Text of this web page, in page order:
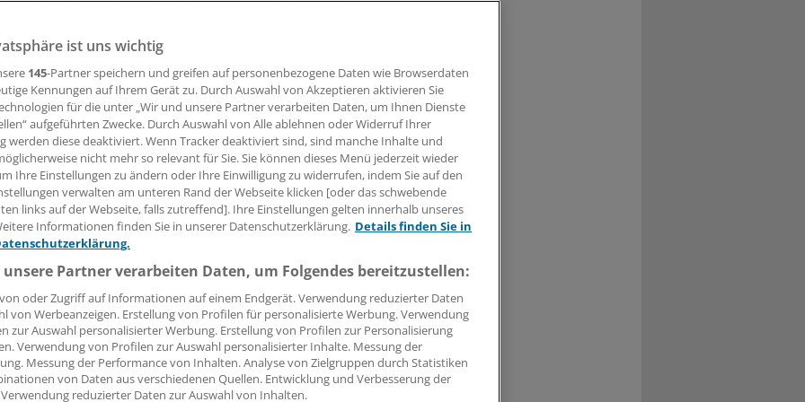
hatte ein junger Mann mit rasch fortschreitender nekrotisierender
Sepsis keine Lunge im Brustkorb. Zwei Jahre nach Transplantation
Wie konnte das gelingen?
Leserin, lieber Leser,
Beitrag können Sie lesen, sobald Sie sich eingeloggt haben.
Jetzt anmelden »
Kostenlos registrieren »
vergessen?
ist mit wenigen Klicks erledigt und kostenlos.
des kostenlosen Login:
Analysen, Hintergründe und Infografiken
Interviews und Praxis-Tipps
ist uns wichtig
145-Partner speichern und greifen auf personenbezogene Daten wie Browserdaten
Kennungen auf Ihrem Gerät zu. Durch Auswahl von Akzeptieren aktivieren Sie
für die unter „Wir und unsere Partner verarbeiten Daten, um Ihnen Dienste
aufgeführten Zwecke. Durch Auswahl von Alle ablehnen oder Widerruf Ihrer
werden diese deaktiviert. Wenn Tracker deaktiviert sind, sind manche Inhalte und
nicht mehr so relevant für Sie. Sie können dieses Menü jederzeit wieder
Ihre Einstellungen zu ändern oder Ihre Einwilligung zu widerrufen, indem Sie auf den
verwalten am unteren Rand der Webseite klicken [oder das schwebende
links auf der Webseite, falls zutreffend]. Ihre Einstellungen gelten innerhalb unseres
Informationen finden Sie in unserer Datenschutzerklärung. Details finden Sie in
Partner verarbeiten Daten, um Folgendes bereitzustellen:
oder Zugriff auf Informationen auf einem Endgerät. Verwendung reduzierter Daten
von Werbeanzeigen. Erstellung von Profilen für personalisierte Werbung. Verwendung
zur Auswahl personalisierter Werbung. Erstellung von Profilen zur Personalisierung
Verwendung von Profilen zur Auswahl personalisierter Inhalte. Messung der
Messung der Performance von Inhalten. Analyse von Zielgruppen durch Statistiken
von Daten aus verschiedenen Quellen. Entwicklung und Verbesserung der
reduzierter Daten zur Auswahl von Inhalten.